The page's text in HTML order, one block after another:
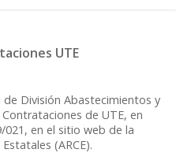
UTE
División Abastecimientos y
de UTE, en
en el sitio web de la
(ARCE).